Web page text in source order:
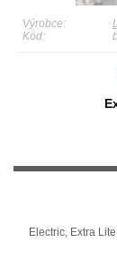
Výrobce:
Kód:
Electric, Extra